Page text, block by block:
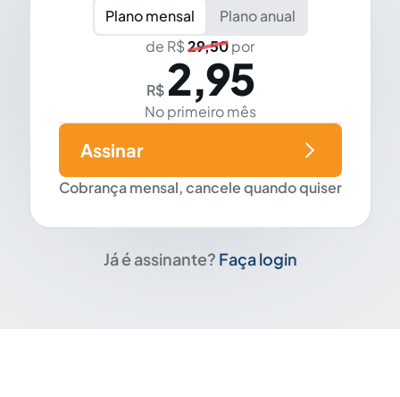
Plano mensal
Plano anual
de R$29,50por
R$ 2,95
No primeiro mês
Cobrança mensal, cancele quando quiser
Assinar
Já é assinante? Faça login